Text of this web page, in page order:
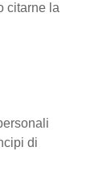
citarne la
di